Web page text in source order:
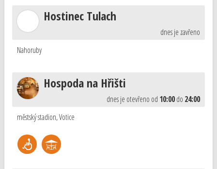
Hostinec Tulach
dnes je zavřeno
Nahoruby
Hospoda na Hřišti
dnes je otevřeno od 10:00do 24:00
městský stadion,Votice